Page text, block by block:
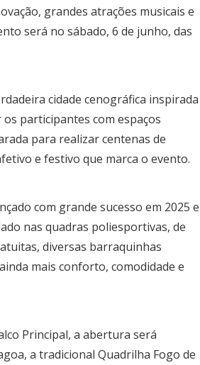
grandes atrações musicais e
será no sábado, 6 de junho, das
cidade cenográfica inspirada
participantes com espaços
para realizar centenas de
e festivo que marca o evento.
com grande sucesso em 2025 e
nas quadras poliesportivas, de
diversas barraquinhas
mais conforto, comodidade e
Principal, a abertura será
a tradicional Quadrilha Fogo de